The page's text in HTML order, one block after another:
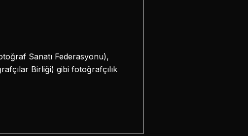
Sanatı Federasyonu),
Birliği) gibi fotoğrafçılık